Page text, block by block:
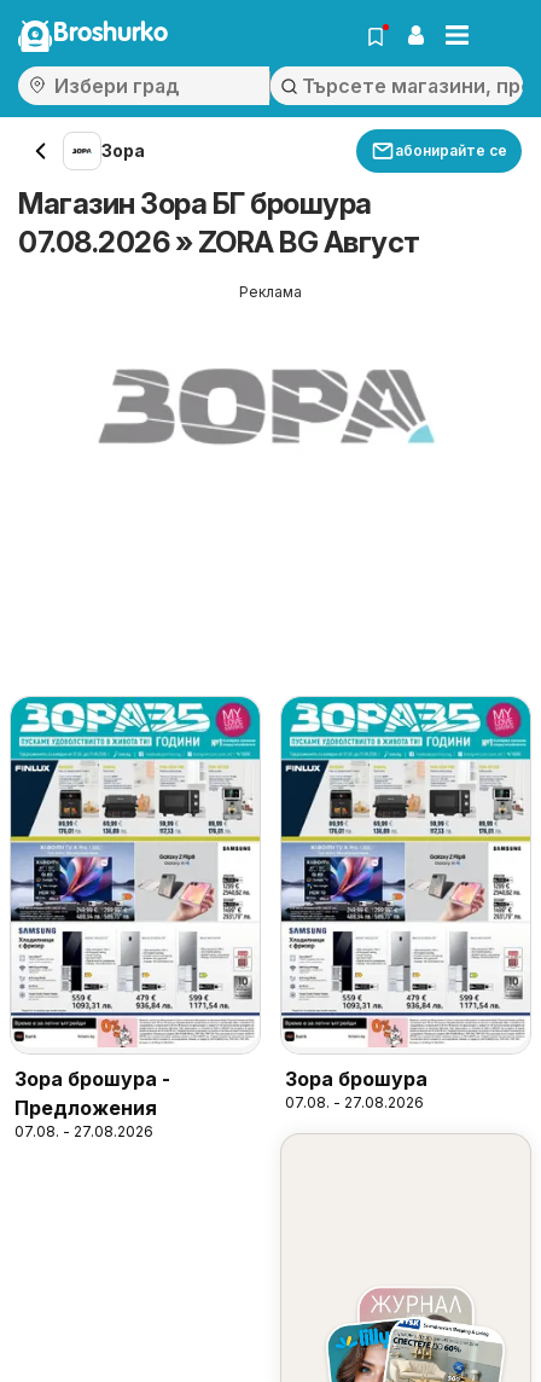
Broshurko
Зора абонирайте се
Магазин Зора БГ брошура
07.08.2026 » ZORA BG Август
Реклама
Зора брошура -
Предложения
07.08. - 27.08.2026
Зора брошура
07.08. - 27.08.2026